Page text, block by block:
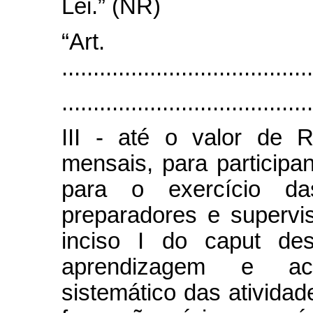
Lei.” (NR)
III - até o valor de
mensais, para
para o exercício
preparadores e
inciso I do caput
aprendizagem e
sistemático das